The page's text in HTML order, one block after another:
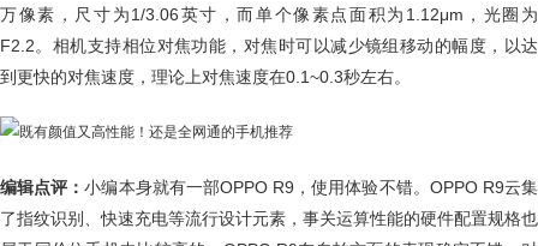
万像素，尺寸为1/3.06英寸，而单个像素点面积为1.12μm，光圈为
F2.2。相机支持相位对焦功能，对焦时可以减少镜组移动的幅度，以达
到更快的对焦速度，理论上对焦速度在0.1~0.3秒左右。
编辑点评：小编本身就有一部OPPO R9，使用体验不错。OPPO R9云集
了指纹识别、快速充电等流行设计元素，事关运算性能的硬件配置规格也